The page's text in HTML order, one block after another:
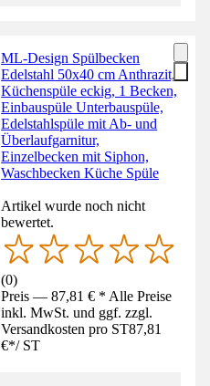
ML-Design Spülbecken
Edelstahl 50x40 cm Anthrazit,
Küchenspüle eckig, 1 Becken,
Einbauspüle Unterbauspüle,
Edelstahlspüle mit Ab- und
Überlaufgarnitur,
Einzelbecken mit Siphon,
Waschbecken Küche Spüle
Artikel wurde noch nicht
bewertet.
(0)
Preis — 87,81 € * Alle Preise
inkl. MwSt. und ggf. zzgl.
Versandkosten pro ST87,81
€*/ ST